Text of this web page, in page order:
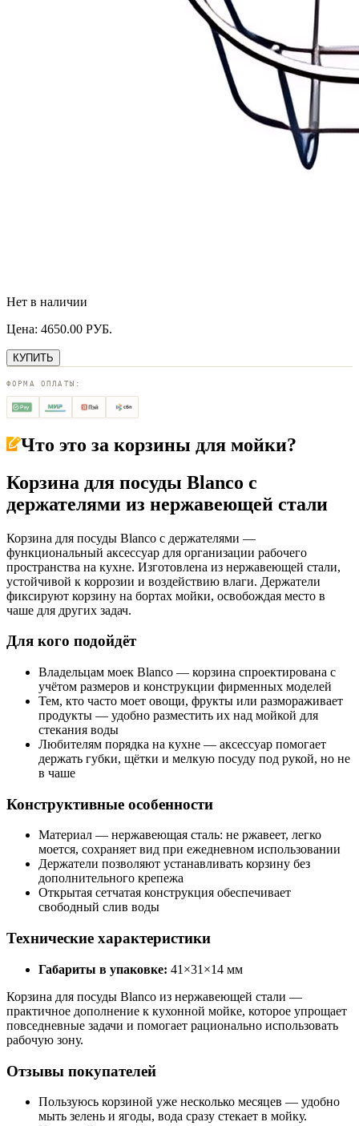
Нет в наличии
Цена: 4650.00 РУБ.
КУПИТЬ
ФОРМА ОПЛАТЫ:
Что это за корзины для мойки?
Корзина для посуды Blanco с
держателями из нержавеющей стали
Корзина для посуды Blanco с держателями —
функциональный аксессуар для организации рабочего
пространства на кухне. Изготовлена из нержавеющей стали,
устойчивой к коррозии и воздействию влаги. Держатели
фиксируют корзину на бортах мойки, освобождая место в
чаше для других задач.
Для кого подойдёт
Владельцам моек Blanco — корзина спроектирована с
учётом размеров и конструкции фирменных моделей
Тем, кто часто моет овощи, фрукты или размораживает
продукты — удобно разместить их над мойкой для
стекания воды
Любителям порядка на кухне — аксессуар помогает
держать губки, щётки и мелкую посуду под рукой, но не
в чаше
Конструктивные особенности
Материал — нержавеющая сталь: не ржавеет, легко
моется, сохраняет вид при ежедневном использовании
Держатели позволяют устанавливать корзину без
дополнительного крепежа
Открытая сетчатая конструкция обеспечивает
свободный слив воды
Технические характеристики
Габариты в упаковке: 41×31×14 мм
Корзина для посуды Blanco из нержавеющей стали —
практичное дополнение к кухонной мойке, которое упрощает
повседневные задачи и помогает рационально использовать
рабочую зону.
Отзывы покупателей
Пользуюсь корзиной уже несколько месяцев — удобно
мыть зелень и ягоды, вода сразу стекает в мойку.